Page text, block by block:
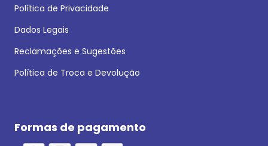
Política de Privacidade
Dados Legais
Reclamações e Sugestões
Política de Troca e Devolução
Formas de pagamento